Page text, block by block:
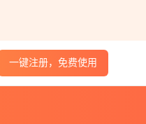
一键注册，免费使用